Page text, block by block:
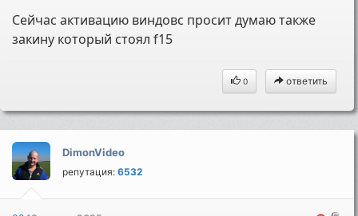
Сейчас активацию виндовс просит думаю также
закину который стоял f15
0 ответить
DimonVideo
репутация:6532